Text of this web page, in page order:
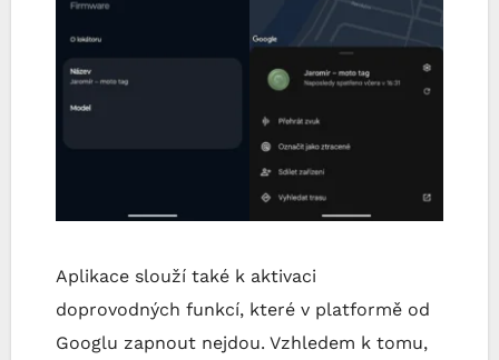
Aplikace slouží také k aktivaci
doprovodných funkcí, které v platformě od
Googlu zapnout nejdou. Vzhledem k tomu,